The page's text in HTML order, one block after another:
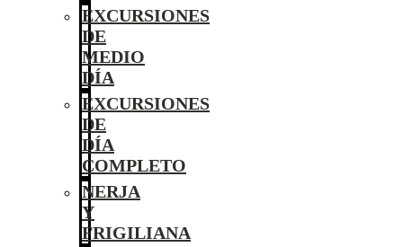
EXCURSIONES
DE
MEDIO
DÍA
EXCURSIONES
DE
DÍA
COMPLETO
NERJA
Y
FRIGILIANA